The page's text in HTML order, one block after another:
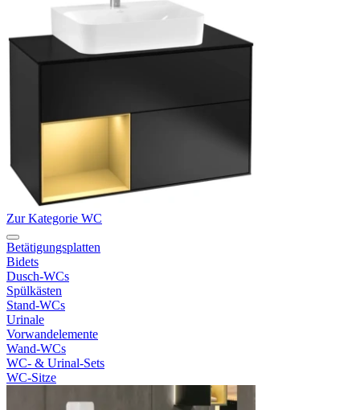
Zur Kategorie WC
Betätigungsplatten
Bidets
Dusch-WCs
Spülkästen
Stand-WCs
Urinale
Vorwandelemente
Wand-WCs
WC- & Urinal-Sets
WC-Sitze